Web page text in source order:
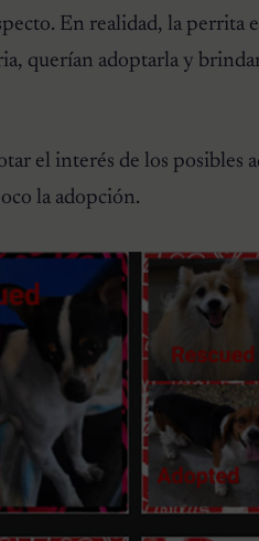
En realidad, la perrita
querían adoptarla y
el interés de los posibles
la adopción.